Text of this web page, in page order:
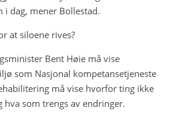
i dag, mener Bollestad.
at siloene rives?
Bent Høie må vise
som Nasjonal kompetansetjeneste
må vise hvorfor ting ikke
hva som trengs av endringer.